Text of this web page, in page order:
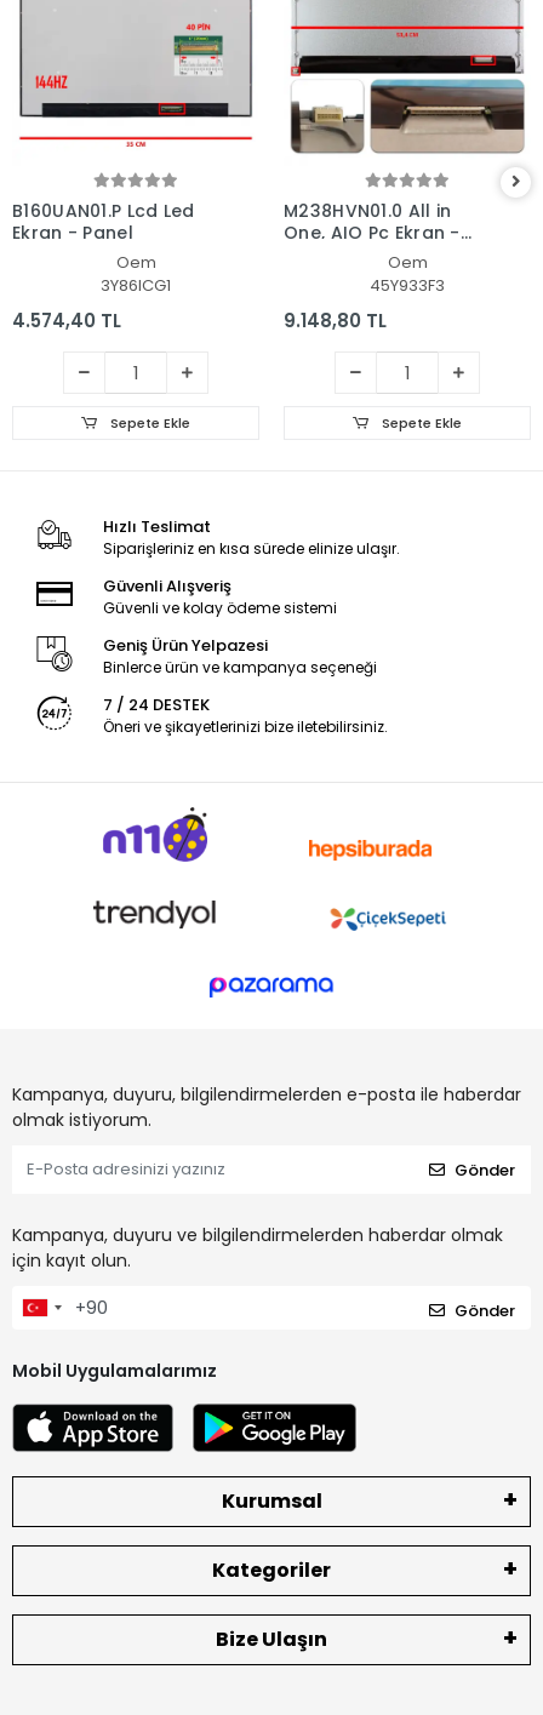
B160UAN01.P Lcd Led
Ekran - Panel
Oem
3Y86ICG1
4.574,40 TL
Sepete Ekle
M238HVN01.0 All in
One, AIO Pc Ekran -
Oem
45Y933F3
9.148,80 TL
Sepete Ekle
Hızlı Teslimat
Siparişleriniz en kısa sürede elinize ulaşır.
Güvenli Alışveriş
Güvenli ve kolay ödeme sistemi
Geniş Ürün Yelpazesi
Binlerce ürün ve kampanya seçeneği
7 / 24 DESTEK
Öneri ve şikayetlerinizi bize iletebilirsiniz.
Kampanya, duyuru, bilgilendirmelerden e-posta ile haberdar
olmak istiyorum.
Gönder
Kampanya, duyuru ve bilgilendirmelerden haberdar olmak
için kayıt olun.
Gönder
Mobil Uygulamalarımız
Kurumsal
Kategoriler
Bize Ulaşın